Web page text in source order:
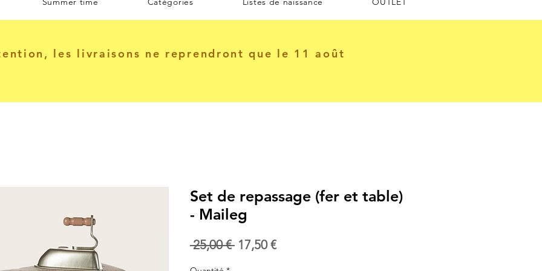
les livraisons ne reprendront que le 11 août
Set de repassage (fer et table)
- Maileg
25,00 € Prix
17,50 €Prix